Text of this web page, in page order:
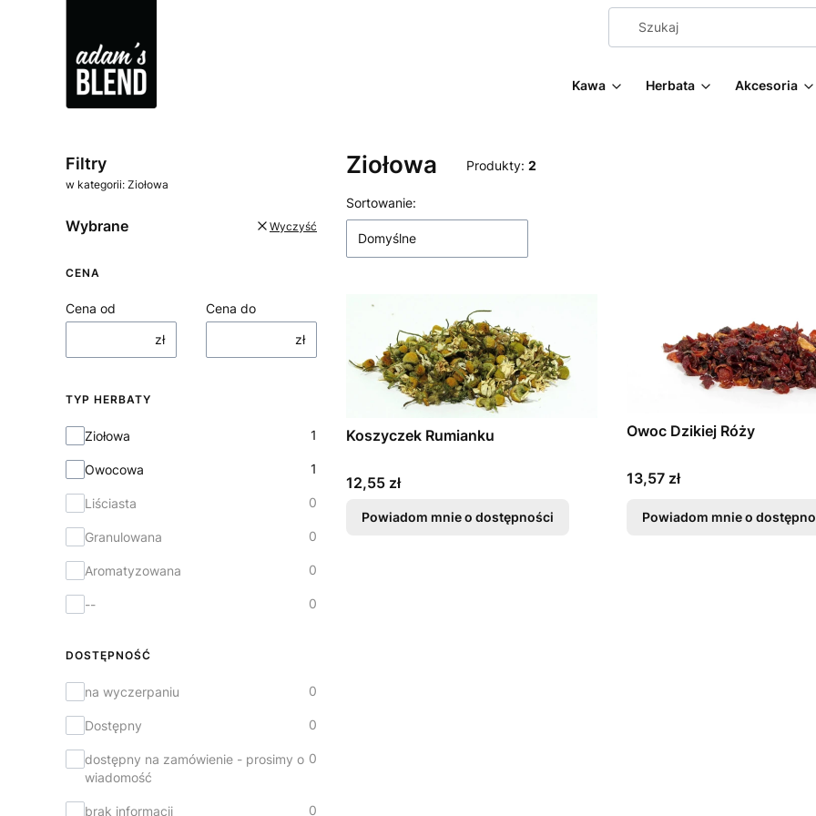
Kawa Herbata Akcesoria
Filtry
w kategorii: Ziołowa
Wybrane Wyczyść
CENA
Cena od
zł
Cena do
zł
TYP HERBATY
Typ herbaty
Ziołowa 1
Owocowa 1
Liściasta 0
Granulowana 0
Aromatyzowana 0
-- 0
DOSTĘPNOŚĆ
Dostępność
na wyczerpaniu 0
Dostępny 0
dostępny na zamówienie - prosimy o
wiadomość
0
brak informacji 0
Ziołowa Produkty: 2
Lista produktów
Sortowanie:
Domyślne
Koszyczek Rumianku
Cena
12,55 zł
Powiadom mnie o dostępności
Owoc Dzikiej Róży
Cena
13,57 zł
Powiadom mnie o